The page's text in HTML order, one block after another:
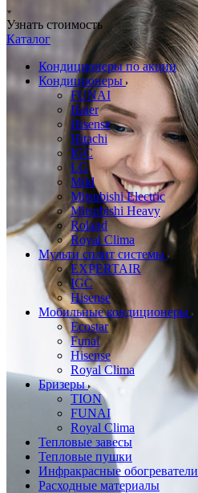
Узнать стоимость
Каталог
Кондиционеры по акции
Кондиционеры
FUNAI
Haier
Hisense
Hitachi
IGC
LG
Mild
Mitsubishi Electric
Mitsubishi Heavy
Roland
Royal Clima
Мульти сплит системы
EXPERTAIR
IGC
Hisense
Мобильные кондиционеры
Ecostar
Funai
Hisense
Royal Clima
Бризеры
TION
FUNAI
Royal Clima
Тепловые завесы
Тепловые пушки
Инфракрасные обогреватели
Расходные материалы